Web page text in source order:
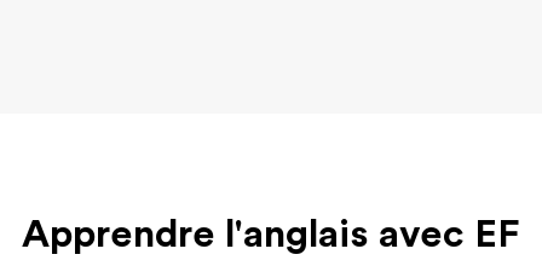
Apprendre l'anglais avec EF